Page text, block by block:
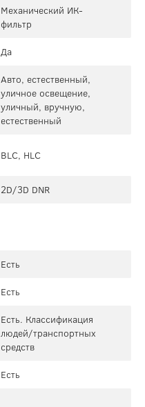
Механический ИК-
фильтр
Да
Авто, естественный,
уличное освещение,
уличный, вручную,
естественный
BLC, HLC
2D/3D DNR
Есть
Есть
Есть. Классификация
людей/транспортных
средств
Есть